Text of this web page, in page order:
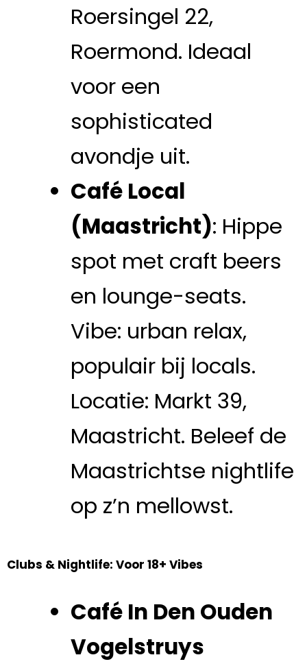
Roersingel 22,
Roermond. Ideaal
voor een
sophisticated
avondje uit.
Café Local
(Maastricht): Hippe
spot met craft beers
en lounge-seats.
Vibe: urban relax,
populair bij locals.
Locatie: Markt 39,
Maastricht. Beleef de
Maastrichtse nightlife
op z’n mellowst.
Clubs & Nightlife: Voor 18+ Vibes
Café In Den Ouden
Vogelstruys